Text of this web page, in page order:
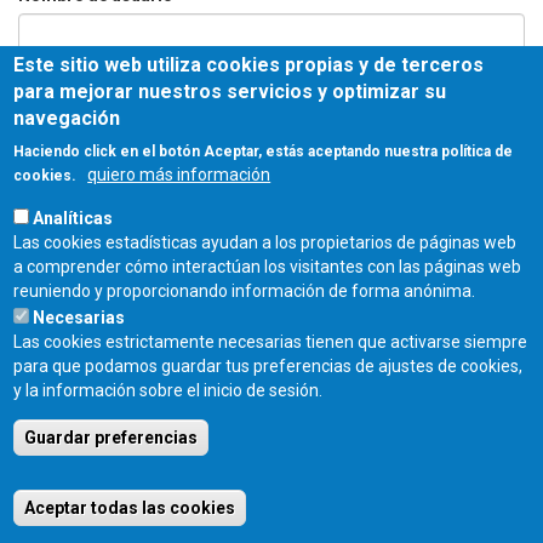
Contraseña*
Entrar
COLEGIO OFICIAL DE ARQUITECTOS DE CASTILLA Y LEÓN ESTE - C/
Miguel Íscar 17, 2º Dcha., 47001 Valladolid - TEL. 983 390 677 -
Este sitio web utiliza cookies propias y de terceros
para mejorar nuestros servicios y optimizar su
navegación
Haciendo click en el botón Aceptar, estás aceptando nuestra política de
cookies.
quiero más información
Analíticas
Las cookies estadísticas ayudan a los propietarios de páginas web
a comprender cómo interactúan los visitantes con las páginas web
reuniendo y proporcionando información de forma anónima.
Necesarias
Las cookies estrictamente necesarias tienen que activarse siempre
para que podamos guardar tus preferencias de ajustes de cookies,
y la información sobre el inicio de sesión.
Guardar preferencias
Aceptar todas las cookies